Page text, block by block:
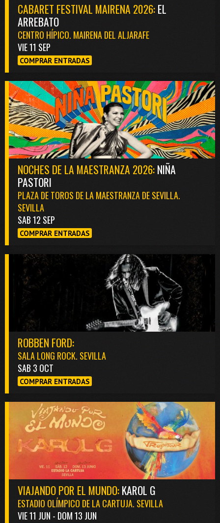
CABARET FESTIVAL MAIRENA 2026:EL
ARREBATO
CENTRO HÍPICO. MAIRENA DEL ALJARAFE
VIE 11 SEP
COMPRAR ENTRADAS
NOCHES DE LA MAESTRANZA 2026:NIÑA
PASTORI
PLAZA DE TOROS DE LA MAESTRANZA DE SEVILLA.
SEVILLA
SAB 12 SEP
COMPRAR ENTRADAS
ROBBEN FORD:
SALA LONG ROCK. SEVILLA
SAB 3 OCT
COMPRAR ENTRADAS
VIAJANDO POR EL MUNDO:KAROL G
ESTADIO OLÍMPICO DE LA CARTUJA. SEVILLA
VIE 11 JUN - DOM 13 JUN